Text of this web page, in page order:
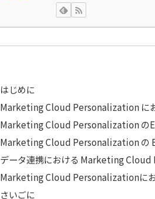
はじめに
Marketing Cloud Personalization に
Marketing Cloud Personalization の
Marketing Cloud Personalization の
データ連携における Marketing
Marketing Cloud Personalizationに
さいごに